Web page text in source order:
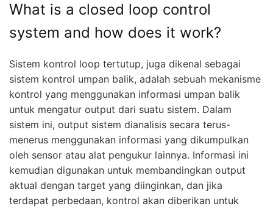
What is a closed loop control
system and how does it work?
Sistem kontrol loop tertutup, juga dikenal sebagai
sistem kontrol umpan balik, adalah sebuah mekanisme
kontrol yang menggunakan informasi umpan balik
untuk mengatur output dari suatu sistem. Dalam
sistem ini, output sistem dianalisis secara terus-
menerus menggunakan informasi yang dikumpulkan
oleh sensor atau alat pengukur lainnya. Informasi ini
kemudian digunakan untuk membandingkan output
aktual dengan target yang diinginkan, dan jika
terdapat perbedaan, kontrol akan diberikan untuk